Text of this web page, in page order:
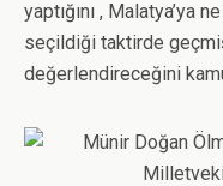
yaptığını , Malatya’ya
seçildiği taktirde
değerlendireceğini